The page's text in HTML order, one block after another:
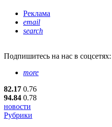
Реклама
email
search
Подпишитесь на нас в соцсетях:
more
82.17 0.76
94.84 0.78
новости
Рубрики